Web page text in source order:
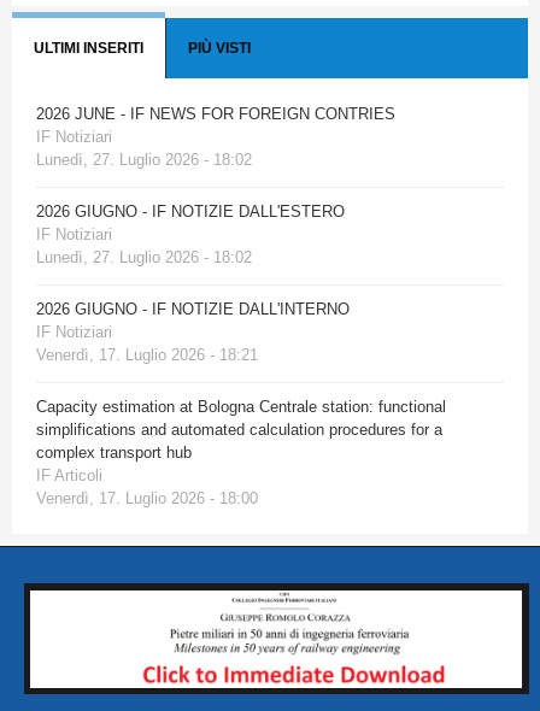
ULTIMI INSERITI PIÙ VISTI
2026 JUNE - IF NEWS FOR FOREIGN CONTRIES
IF Notiziari
Lunedì, 27. Luglio 2026 - 18:02
2026 GIUGNO - IF NOTIZIE DALL'ESTERO
IF Notiziari
Lunedì, 27. Luglio 2026 - 18:02
2026 GIUGNO - IF NOTIZIE DALL'INTERNO
IF Notiziari
Venerdì, 17. Luglio 2026 - 18:21
Capacity estimation at Bologna Centrale station: functional
simplifications and automated calculation procedures for a
complex transport hub
IF Articoli
Venerdì, 17. Luglio 2026 - 18:00